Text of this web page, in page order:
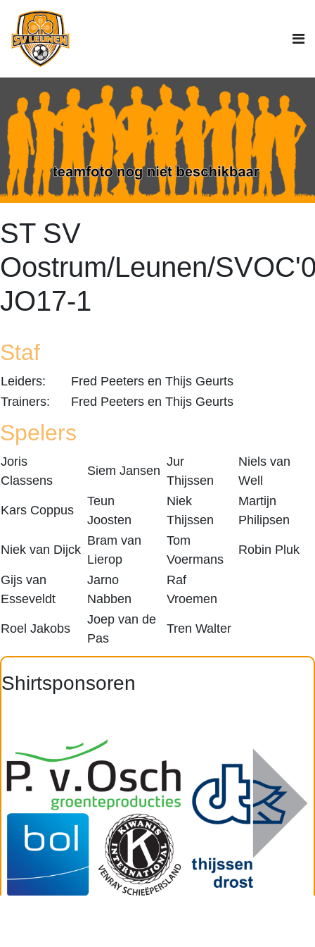
ST SV
Oostrum/Leunen/
JO17-1
Staf
Leiders:
Fred Peeters en Thijs Geurts
Trainers:
Fred Peeters en Thijs Geurts
Spelers
Joris
Classens
Siem Jansen
Jur
Thijssen
Niels van
Well
Kars Coppus
Teun
Joosten
Niek
Thijssen
Martijn
Philipsen
Niek van Dijck
Bram van
Lierop
Tom
Voermans
Robin Pluk
Gijs van
Esseveldt
Jarno
Nabben
Raf
Vroemen
Roel Jakobs
Joep van de
Pas
Tren Walter
Shirtsponsoren